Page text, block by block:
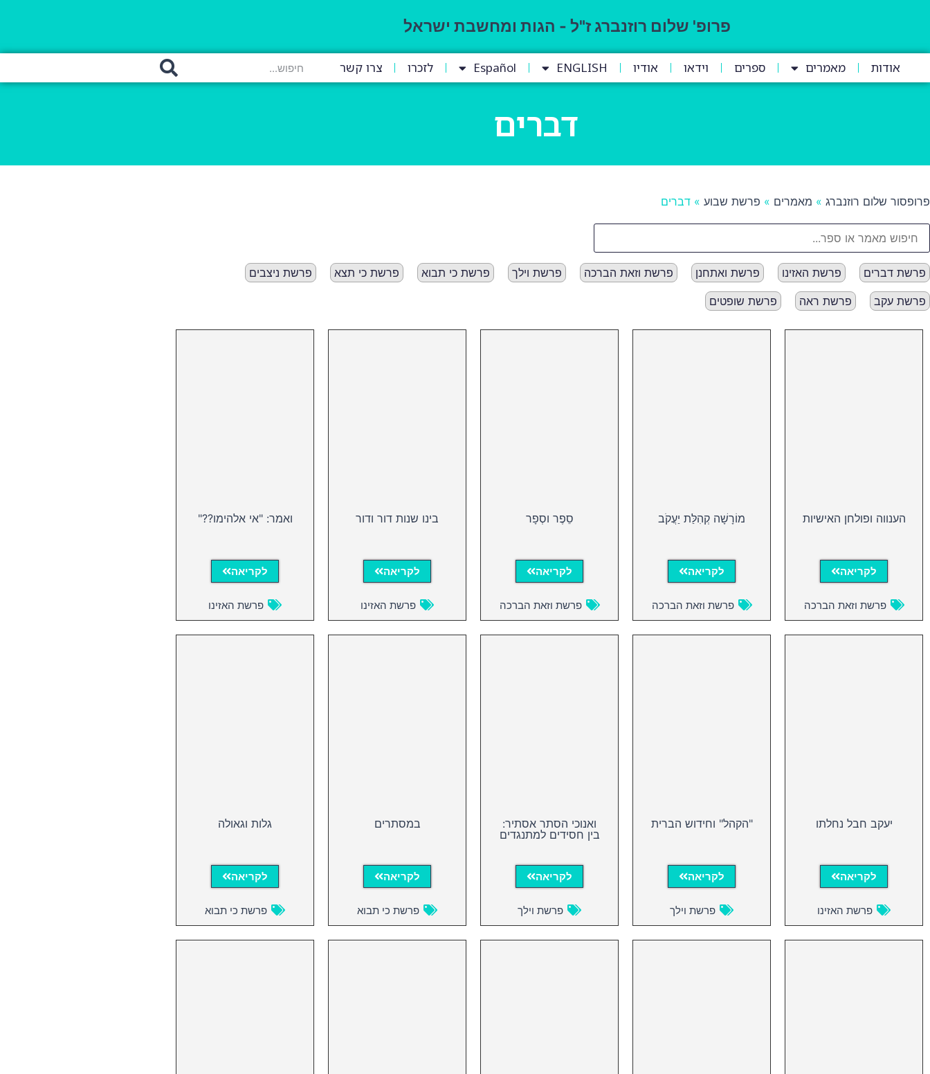
פרופ' שלום רוזנברג ז"ל - הגות ומחשבת ישראל
אודות מאמרים ספרים וידאו אודיו ENGLISH
Español לזכרו צרו קשר
דברים
פרופסור שלום רוזנברג » מאמרים » פרשת שבוע » דברים
פרשת דברים פרשת האזינו פרשת ואתחנן פרשת וזאת הברכה פרשת וילך פרשת כי תבוא פרשת כי תצא פרשת ניצבים
פרשת עקב פרשת ראה פרשת שופטים
הענווה ופולחן האישיות
לקריאה
פרשת וזאת הברכה
מוֹרָשָׁה קְהִלַּת יַעֲקֹב
לקריאה
פרשת וזאת הברכה
סֵפֶר וסְפָר
לקריאה
פרשת וזאת הברכה
בינו שנות דור ודור
לקריאה
פרשת האזינו
ואמר: "אי אלהימו??"
לקריאה
פרשת האזינו
יעקב חבל נחלתו
לקריאה
פרשת האזינו
"הקהל" וחידוש הברית
לקריאה
פרשת וילך
ואנוכי הסתר אסתיר:
בין חסידים למתנגדים
לקריאה
פרשת וילך
במסתרים
לקריאה
פרשת כי תבוא
גלות וגאולה
לקריאה
פרשת כי תבוא